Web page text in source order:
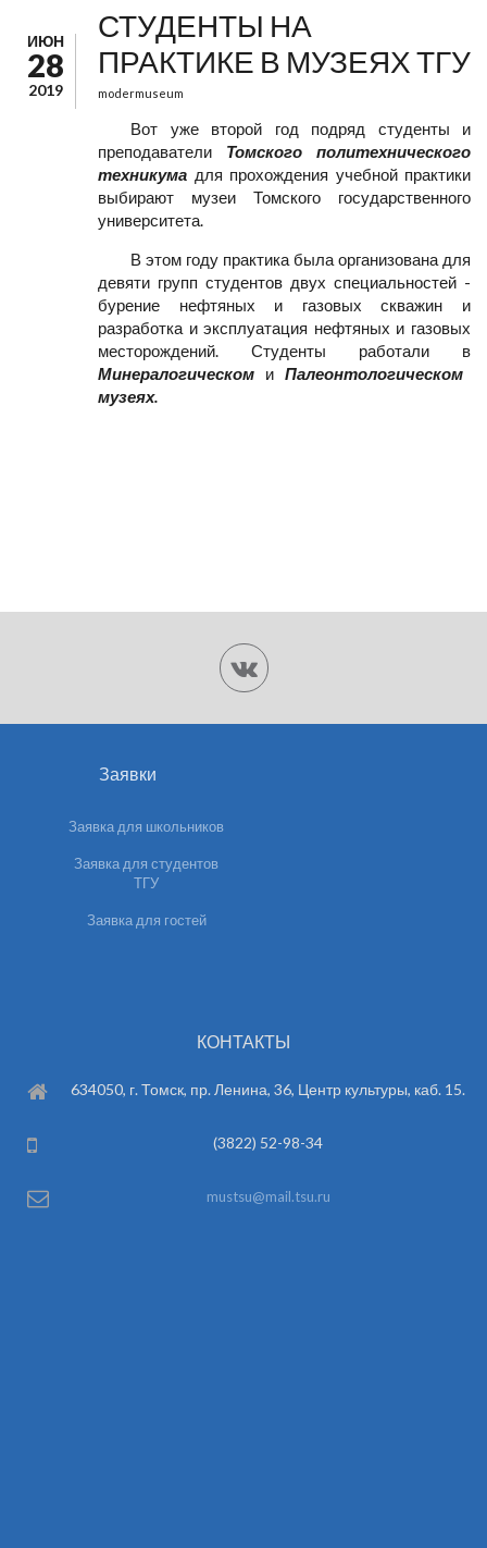
ИЮН
28
2019
СТУДЕНТЫ НА
ПРАКТИКЕ В МУЗЕЯХ ТГУ
modermuseum
Вот уже второй год подряд студенты и
преподаватели Томского политехнического
техникума для прохождения учебной практики
выбирают музеи Томского государственного
университета.
В этом году практика была организована для
девяти групп студентов двух специальностей -
бурение нефтяных и газовых скважин и
разработка и эксплуатация нефтяных и газовых
месторождений. Студенты работали в
Минералогическом и Палеонтологическом
музеях.
Заявки
Заявка для школьников
Заявка для студентов
ТГУ
Заявка для гостей
КОНТАКТЫ
634050, г. Томск, пр. Ленина, 36, Центр культуры, каб. 15.
(3822) 52-98-34
mustsu@mail.tsu.ru